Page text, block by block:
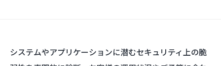
システムやアプリケーションに潜むセキュリティ上の脆